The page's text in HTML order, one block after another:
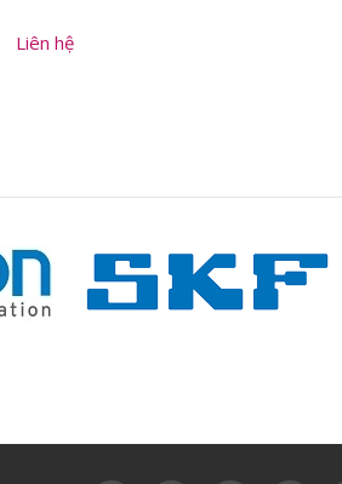
Liên hệ